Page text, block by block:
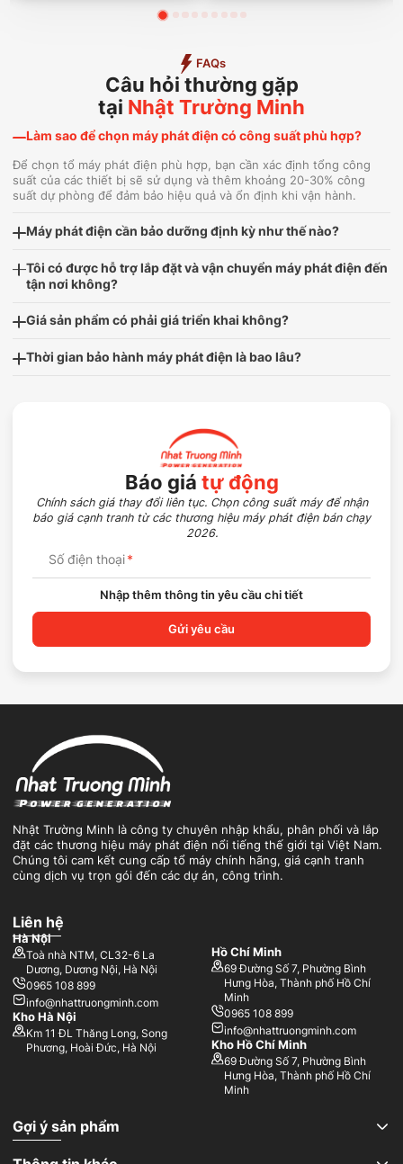
FAQs
Câu hỏi thường gặp
tại Nhật Trường Minh
Làm sao để chọn máy phát điện có công suất phù hợp?
Để chọn tổ máy phát điện phù hợp, bạn cần xác định tổng công
suất của các thiết bị sẽ sử dụng và thêm khoảng 20-30% công
suất dự phòng để đảm bảo hiệu quả và ổn định khi vận hành.
Máy phát điện cần bảo dưỡng định kỳ như thế nào?
Tôi có được hỗ trợ lắp đặt và vận chuyển máy phát điện đến
tận nơi không?
Giá sản phẩm có phải giá triển khai không?
Thời gian bảo hành máy phát điện là bao lâu?
Báo giá tự động
Chính sách giá thay đổi liên tục. Chọn công suất máy để nhận
báo giá cạnh tranh từ các thương hiệu máy phát điện bán chạy
2026.
Số điện thoại*
Nhập thêm thông tin yêu cầu chi tiết
Gửi yêu cầu
Nhật Trường Minh là công ty chuyên nhập khẩu, phân phối và lắp
đặt các thương hiệu máy phát điện nổi tiếng thế giới tại Việt Nam.
Chúng tôi cam kết cung cấp tổ máy chính hãng, giá cạnh tranh
cùng dịch vụ trọn gói đến các dự án, công trình.
Liên hệ
Hà Nội
Toà nhà NTM, CL32-6 La
Dương, Dương Nội, Hà Nội
0965 108 899
info@nhattruongminh.com
Kho Hà Nội
Km 11 ĐL Thăng Long, Song
Phương, Hoài Đức, Hà Nội
Hồ Chí Minh
69 Đường Số 7, Phường Bình
Hưng Hòa, Thành phố Hồ Chí
Minh
0965 108 899
info@nhattruongminh.com
Kho Hồ Chí Minh
69 Đường Số 7, Phường Bình
Hưng Hòa, Thành phố Hồ Chí
Minh
Gợi ý sản phẩm